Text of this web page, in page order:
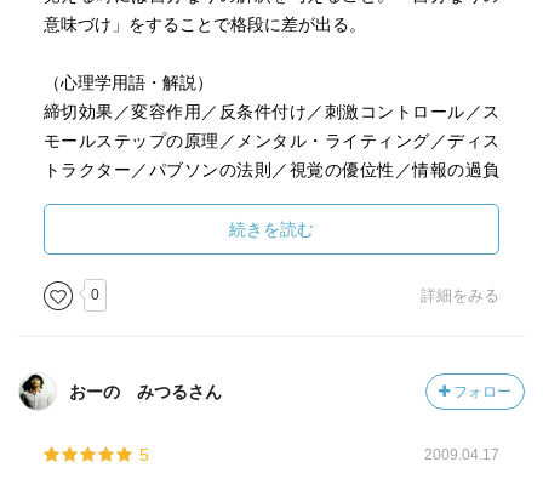
意味づけ」をすることで格段に差が出る。
（心理学用語・解説）
締切効果／変容作用／反条件付け／刺激コントロール／ス
モールステップの原理／メンタル・ライティング／ディス
トラクター／パブソンの法則／視覚の優位性／情報の過負
ィードバック／自己期待／観察学習効果／モデリング効果
／維持リハーサル／精緻化リハーサル／ＰＡＬ／アイロニ
ック（皮肉）効果／
■感想
学びは沢山あったのですが、特に大事なポイントを二つ学
けとして分かり易く書かれているので心理学に興味のある
続きを読む
0 詳細をみる
おーの みつるさん フォロー
5 2009.04.17